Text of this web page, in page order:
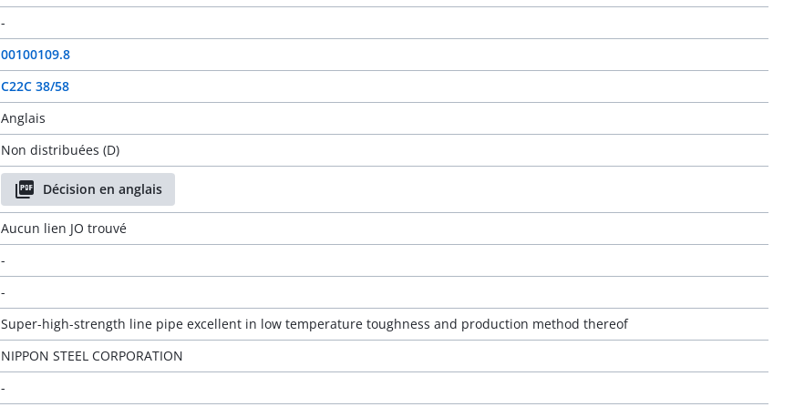
-
00100109.8
C22C 38/58
Anglais
Non distribuées (D)
Décision en anglais
Aucun lien JO trouvé
-
-
Super-high-strength line pipe excellent in low temperature toughness and production method thereof
NIPPON STEEL CORPORATION
-